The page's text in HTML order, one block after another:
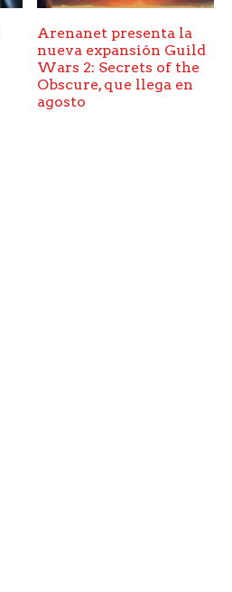
Arenanet presenta la
nueva expansión Guild
Wars 2: Secrets of the
Obscure, que llega en
agosto